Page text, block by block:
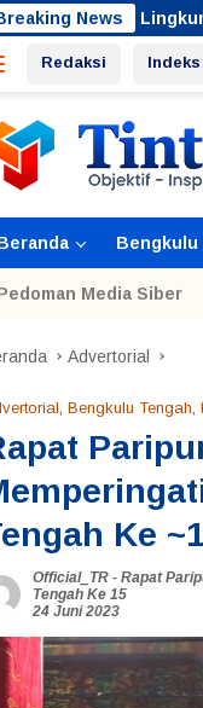
News
Partai
Redaksi Indeks
Bengkulu
Media Siber
Advertorial
, Bengkulu Tengah,
Ke
Official_TR - Rapat
Tengah Ke 15
24 Juni 2023